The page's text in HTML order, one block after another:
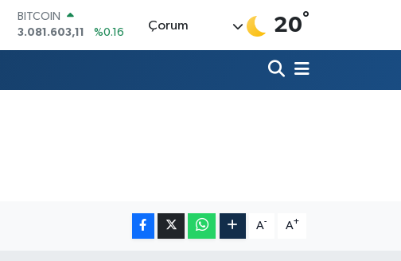
BITCOIN
3.081.603,11
%0.16
DOLAR
Çorum 20°
A- A+